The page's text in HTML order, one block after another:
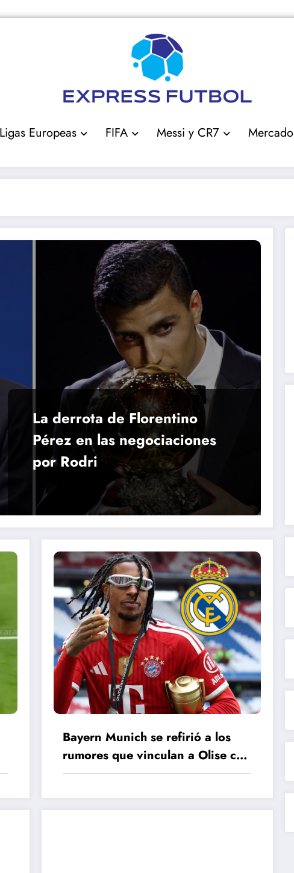
Ligas Europeas FIFA Messi y CR7 Mercado
La derrota de Florentino
Pérez en las negociaciones
por Rodri
Bayern Munich se refirió a los
rumores que vinculan a Olise con
Real Madrid